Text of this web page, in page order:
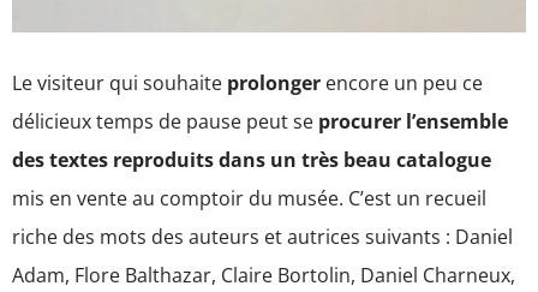
Le visiteur qui souhaite prolonger encore un peu ce
délicieux temps de pause peut se procurer l’ensemble
des textes reproduits dans un très beau catalogue
mis en vente au comptoir du musée. C’est un recueil
riche des mots des auteurs et autrices suivants : Daniel
Adam, Flore Balthazar, Claire Bortolin, Daniel Charneux,